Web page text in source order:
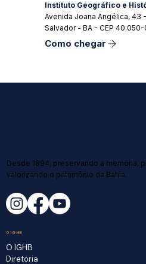
Instituto Geográfico e
Avenida Joana Angélica, 43
Salvador - BA - CEP 40.050-
Como chegar
Desde 1894, preservando a memória,
valorizando o patrimônio da Bahia.
O IGHB
O IGHB
Diretoria